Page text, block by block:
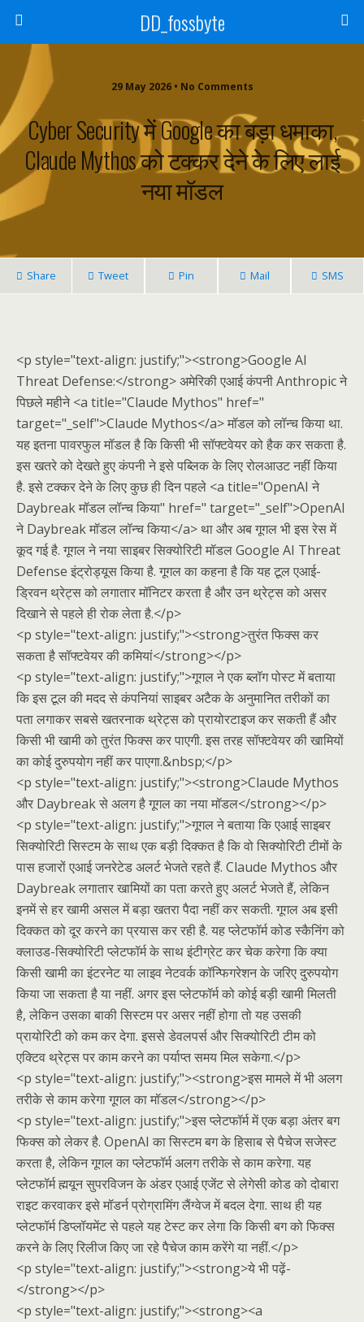
DD_fossbyte
29 May 2026 • No Comments
Cyber Security में Google का बड़ा धमाका,
Claude Mythos को टक्कर देने के लिए लाई
नया मॉडल
Share Tweet Pin Mail SMS
<p style="text-align: justify;"><strong>Google AI
Threat Defense:</strong> अमेरिकी एआई कंपनी Anthropic ने
पिछले महीने <a title="Claude Mythos" href="
target="_self">Claude Mythos</a> मॉडल को लॉन्च किया था.
यह इतना पावरफुल मॉडल है कि किसी भी सॉफ्टवेयर को हैक कर सकता है.
इस खतरे को देखते हुए कंपनी ने इसे पब्लिक के लिए रोलआउट नहीं किया
है. इसे टक्कर देने के लिए कुछ ही दिन पहले <a title="OpenAI ने
Daybreak मॉडल लॉन्च किया" href=" target="_self">OpenAI
ने Daybreak मॉडल लॉन्च किया</a> था और अब गूगल भी इस रेस में
कूद गई है. गूगल ने नया साइबर सिक्योरिटी मॉडल Google AI Threat
Defense इंट्रोड्यूस किया है. गूगल का कहना है कि यह टूल एआई-
ड्रिवन थ्रेट्स को लगातार मॉनिटर करता है और उन थ्रेट्स को असर
दिखाने से पहले ही रोक लेता है.</p>
<p style="text-align: justify;"><strong>तुरंत फिक्स कर
सकता है सॉफ्टवेयर की कमियां</strong></p>
<p style="text-align: justify;">गूगल ने एक ब्लॉग पोस्ट में बताया
कि इस टूल की मदद से कंपनियां साइबर अटैक के अनुमानित तरीकों का
पता लगाकर सबसे खतरनाक थ्रेट्स को प्रायोरटाइज कर सकती हैं और
किसी भी खामी को तुरंत फिक्स कर पाएगी. इस तरह सॉफ्टवेयर की खामियों
का कोई दुरुपयोग नहीं कर पाएगा.&nbsp;</p>
<p style="text-align: justify;"><strong>Claude Mythos
और Daybreak से अलग है गूगल का नया मॉडल</strong></p>
<p style="text-align: justify;">गूगल ने बताया कि एआई साइबर
सिक्योरिटी सिस्टम के साथ एक बड़ी दिक्कत है कि वो सिक्योरिटी टीमों के
पास हजारों एआई जनरेटेड अलर्ट भेजते रहते हैं. Claude Mythos और
Daybreak लगातार खामियों का पता करते हुए अलर्ट भेजते हैं, लेकिन
इनमें से हर खामी असल में बड़ा खतरा पैदा नहीं कर सकती. गूगल अब इसी
दिक्कत को दूर करने का प्रयास कर रही है. यह प्लेटफॉर्म कोड स्कैनिंग को
क्लाउड-सिक्योरिटी प्लेटफॉर्म के साथ इंटीग्रेट कर चेक करेगा कि क्या
किसी खामी का इंटरनेट या लाइव नेटवर्क कॉन्फिगरेशन के जरिए दुरुपयोग
किया जा सकता है या नहीं. अगर इस प्लेटफॉर्म को कोई बड़ी खामी मिलती
है, लेकिन उसका बाकी सिस्टम पर असर नहीं होगा तो यह उसकी
प्रायोरिटी को कम कर देगा. इससे डेवलपर्स और सिक्योरिटी टीम को
एक्टिव थ्रेट्स पर काम करने का पर्याप्त समय मिल सकेगा.</p>
<p style="text-align: justify;"><strong>इस मामले में भी अलग
तरीके से काम करेगा गूगल का मॉडल</strong></p>
<p style="text-align: justify;">इस प्लेटफॉर्म में एक बड़ा अंतर बग
फिक्स को लेकर है. OpenAI का सिस्टम बग के हिसाब से पैचेज सजेस्ट
करता है, लेकिन गूगल का प्लेटफॉर्म अलग तरीके से काम करेगा. यह
प्लेटफॉर्म ह्मयून सुपरविजन के अंडर एआई एजेंट से लेगेसी कोड को दोबारा
राइट करवाकर इसे मॉडर्न प्रोग्रामिंग लैंग्वेज में बदल देगा. साथ ही यह
प्लेटफॉर्म डिप्लॉयमेंट से पहले यह टेस्ट कर लेगा कि किसी बग को फिक्स
करने के लिए रिलीज किए जा रहे पैचेज काम करेंगे या नहीं.</p>
<p style="text-align: justify;"><strong>ये भी पढ़ें-
</strong></p>
<p style="text-align: justify;"><strong><a